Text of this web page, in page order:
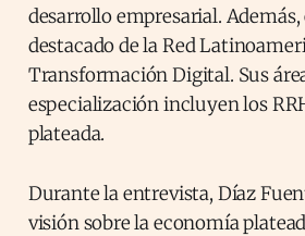
desarrollo empresarial.
destacado de la Red
Transformación Digital. Sus
especialización incluyen los
plateada.
Durante la entrevista, Díaz
visión sobre la economía